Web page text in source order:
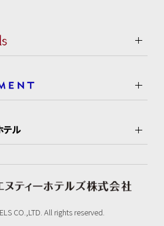
テル
CO.,LTD. All rights reserved.